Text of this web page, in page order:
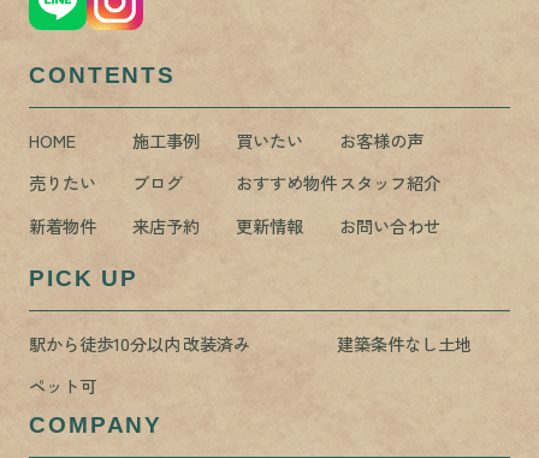
CONTENTS
HOME 施工事例 買いたい
お客様の声
売りたい
ブログ おすすめ物件スタッフ紹介
新着物件
来店予約 更新情報 お問い合わせ
PICK UP
駅から徒歩10分以内改装済み
建築条件なし土地
ペット可
COMPANY